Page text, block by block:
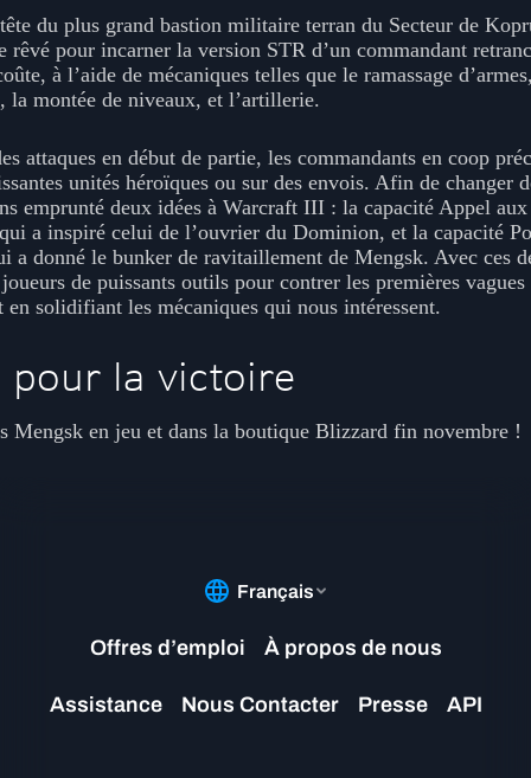
du plus grand bastion militaire terran du Secteur de
rêvé pour incarner la version STR d’un commandant
à l’aide de mécaniques telles que le ramassage
la montée de niveaux, et l’artillerie.
attaques en début de partie, les commandants en coop
unités héroïques ou sur des envois. Afin de changer
emprunté deux idées à Warcraft III : la capacité Appel aux
a inspiré celui de l’ouvrier du Dominion, et la capacité
a donné le bunker de ravitaillement de Mengsk. Avec ces
de puissants outils pour contrer les premières vagues
solidifiant les mécaniques qui nous intéressent.
pour la victoire
Mengsk en jeu et dans la boutique Blizzard fin novembre !